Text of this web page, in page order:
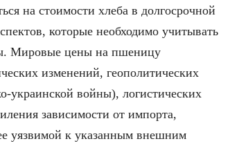
на стоимости хлеба в долгосрочной
которые необходимо учитывать
Мировые цены на пшеницу
изменений, геополитических
украинской войны), логистических
зависимости от импорта,
уязвимой к указанным внешним